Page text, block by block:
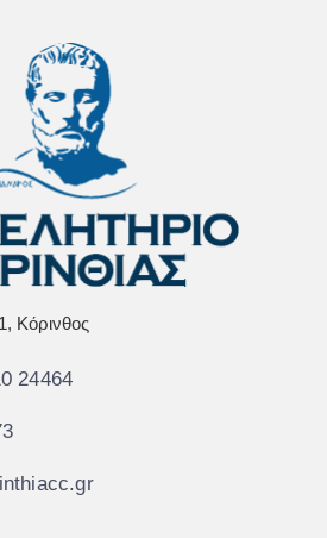
Κόρινθος
24464